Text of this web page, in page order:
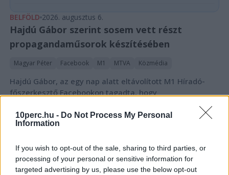
10perc.hu - Do Not Process My Personal
Information
If you wish to opt-out of the sale, sharing to third parties, or
processing of your personal or sensitive information for
targeted advertising by us, please use the below opt-out
BELFÖLD 2026. augusztus 6.
Hajdú Gábor szerint sosem vett részt
propagandaműsorok készítésében
Magyar Péter Facebook M1 MTVA Közmédia
Hajdú Gábor, az egy nap alatt eltávolított M1 Híradó-
főszerkesztő Facebookon tagadta, hogy
Bővebben...
A rendőrség levette a rolleresekre vadászó
kaszás halált ábrázoló videót